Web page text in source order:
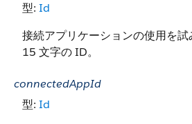
型: Id
接続アプリケーションの使用を
15 文字の ID。
connectedAppId
型: Id